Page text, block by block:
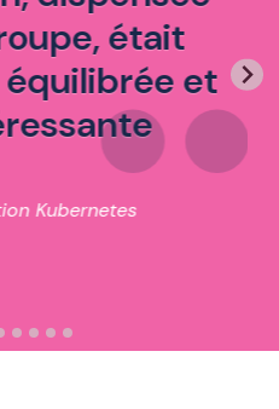
était
et
Kubernetes